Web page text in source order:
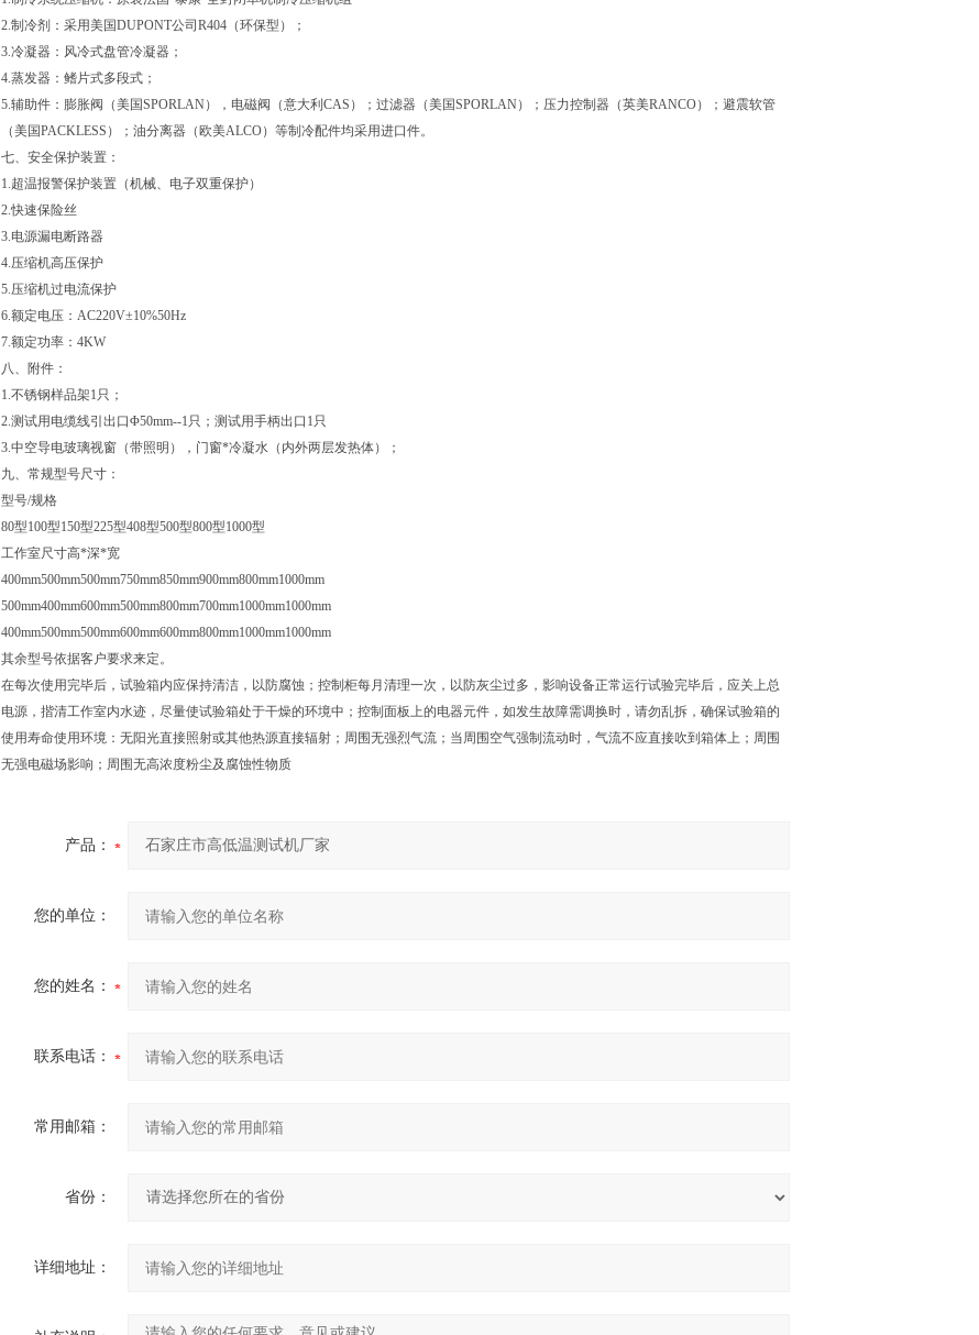
2.制冷剂：采用美国DUPONT公司R404（环保型）；
3.冷凝器：风冷式盘管冷凝器；
4.蒸发器：鳍片式多段式；
5.辅助件：膨胀阀（美国SPORLAN），电磁阀（意大利CAS）；过滤器（美国SPORLAN）；压力控制器（英美RANCO）；避震软管
（美国PACKLESS）；油分离器（欧美ALCO）等制冷配件均采用进口件。
七、安全保护装置：
1.超温报警保护装置（机械、电子双重保护）
2.快速保险丝
3.电源漏电断路器
4.压缩机高压保护
5.压缩机过电流保护
6.额定电压：AC220V±10%50Hz
7.额定功率：4KW
八、附件：
1.不锈钢样品架1只；
2.测试用电缆线引出口Φ50mm--1只；测试用手柄出口1只
3.中空导电玻璃视窗（带照明），门窗*冷凝水（内外两层发热体）；
九、常规型号尺寸：
型号/规格
80型100型150型225型408型500型800型1000型
工作室尺寸高*深*宽
400mm500mm500mm750mm850mm900mm800mm1000mm
500mm400mm600mm500mm800mm700mm1000mm1000mm
400mm500mm500mm600mm600mm800mm1000mm1000mm
其余型号依据客户要求来定。
在每次使用完毕后，试验箱内应保持清洁，以防腐蚀；控制柜每月清理一次，以防灰尘过多，影响设备正常运行试验完毕后，应关上总
电源，揩清工作室内水迹，尽量使试验箱处于干燥的环境中；控制面板上的电器元件，如发生故障需调换时，请勿乱拆，确保试验箱的
使用寿命使用环境：无阳光直接照射或其他热源直接辐射；周围无强烈气流；当周围空气强制流动时，气流不应直接吹到箱体上；周围
无强电磁场影响；周围无高浓度粉尘及腐蚀性物质
产品：
您的单位：
您的姓名：
联系电话：
常用邮箱：
省份：
详细地址：